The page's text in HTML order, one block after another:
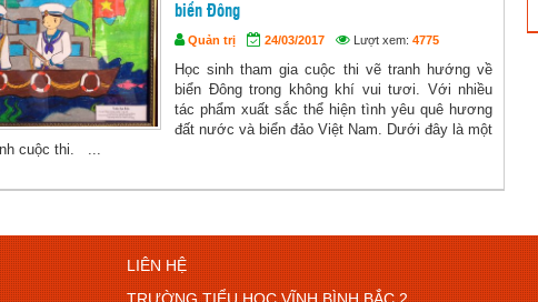
biển Đông
Quản trị 24/03/2017 Lượt xem: 4775
Học sinh tham gia cuộc thi vẽ tranh hướng về
biển Đông trong không khí vui tươi. Với nhiều
tác phẩm xuất sắc thể hiện tình yêu quê hương
đất nước và biển đảo Việt Nam. Dưới đây là một
cuộc thi. ...
LIÊN HỆ